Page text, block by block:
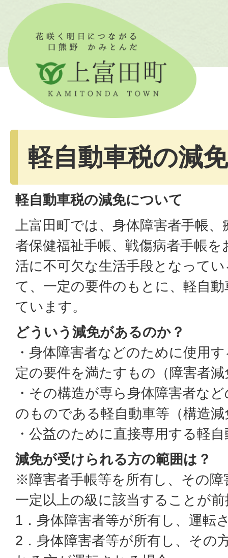
軽自動車税の減
軽自動車税の減免について
上富田町では、身体障害者手帳、
者保健福祉手帳、戦傷病者手帳
活に不可欠な生活手段となって
て、一定の要件のもとに、軽自
ています。
どういう減免があるのか？
・身体障害者などのために使用
定の要件を満たすもの（障害者減
・その構造が専ら身体障害者な
のものである軽自動車等（構造減
・公益のために直接専用する軽
減免が受けられる方の範囲は？
※障害者手帳等を所有し、その
一定以上の級に該当することが前
1．身体障害者等が所有し、運転
2．身体障害者等が所有し、その